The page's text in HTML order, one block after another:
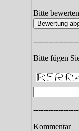
Bitte
Bitte fügen
Kommentar